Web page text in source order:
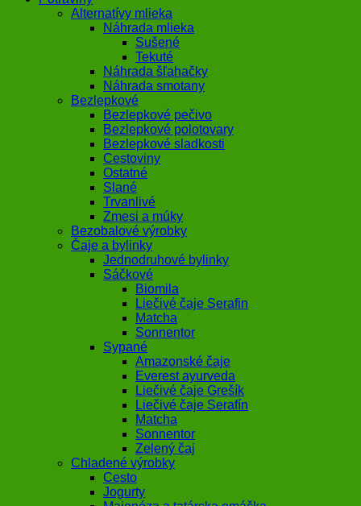
Alternatívy mlieka
Náhrada mlieka
Sušené
Tekuté
Náhrada šľahačky
Náhrada smotany
Bezlepkové
Bezlepkové pečivo
Bezlepkové polotovary
Bezlepkové sladkosti
Cestoviny
Ostatné
Slané
Trvanlivé
Zmesi a múky
Bezobalové výrobky
Čaje a bylinky
Jednodruhové bylinky
Sáčkové
Biomila
Liečivé čaje Serafin
Matcha
Sonnentor
Sypané
Amazonské čaje
Everest ayurveda
Liečivé čaje Grešík
Liečivé čaje Serafín
Matcha
Sonnentor
Zelený čaj
Chladené výrobky
Cesto
Jogurty